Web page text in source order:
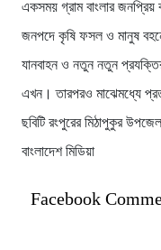
একসময় গ্রাম বাংলার জনপ্রিয়
জনপদে কৃষি ফসল ও মানুষ
যানবাহন ও নতুন নতুন
এখন। তারপরও মাঝেমধ্যে
ছবিটি রংপুরের মিঠাপুকুর
বাংলাদেশ মিডিয়া
Facebook